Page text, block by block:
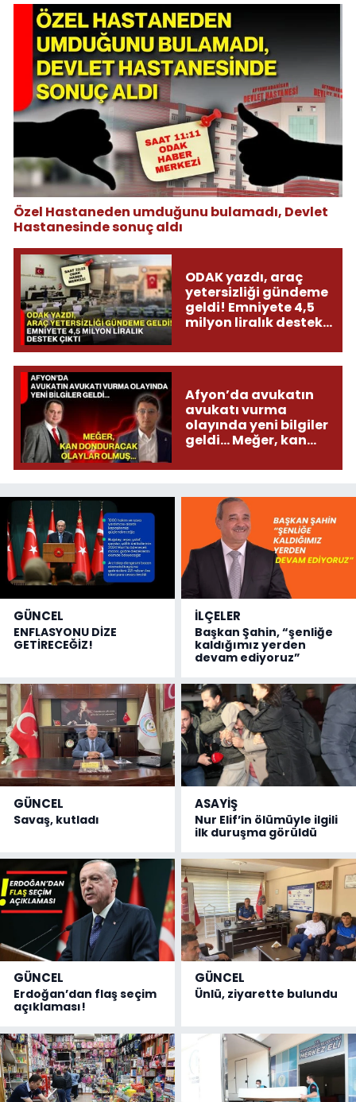
Özel Hastaneden umduğunu bulamadı, Devlet
Hastanesinde sonuç aldı
ODAK yazdı, araç
yetersizliği gündeme
geldi! Emniyete 4,5
milyon liralık destek
Afyon’da avukatın
avukatı vurma
olayında yeni bilgiler
geldi... Meğer, kan
olmuş...
GÜNCEL
ENFLASYONU DİZE
GETİRECEĞİZ!
İLÇELER
Başkan Şahin, “şenliğe
kaldığımız yerden
devam ediyoruz”
GÜNCEL
Savaş, kutladı
ASAYİŞ
Nur Elif’in ölümüyle ilgili
ilk duruşma görüldü
GÜNCEL
Erdoğan’dan flaş seçim
açıklaması!
GÜNCEL
Ünlü, ziyarette bulundu